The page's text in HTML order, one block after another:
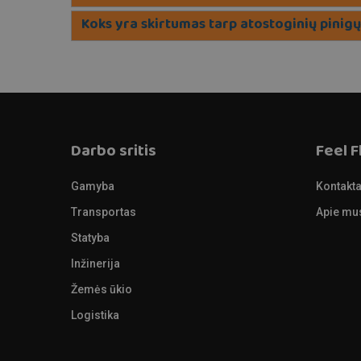
Koks yra skirtumas tarp atostoginių
Darbo sritis
Gamyba
Transportas
Statyba
Inžinerija
Žemės ūkio
Logistika
Feel
Apie